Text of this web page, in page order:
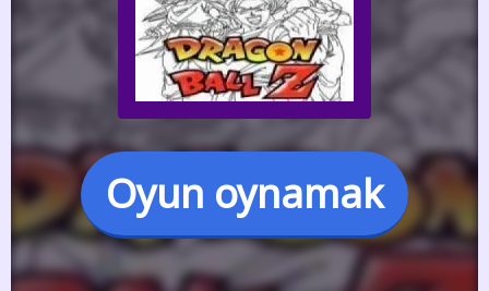
Oyun oynamak